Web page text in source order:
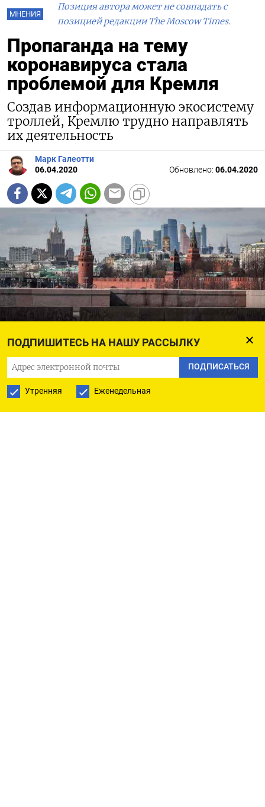
ПОДПИШИТЕСЬ НА НАШУ РАССЫЛКУ
ПОДПИСАТЬСЯ
Утренняя Еженедельная
МНЕНИЯ
Позиция автора может не совпадать с
позицией редакции The Moscow Times.
Пропаганда на тему
коронавируса стала
проблемой для Кремля
Создав информационную экосистему
троллей, Кремлю трудно направлять
их деятельность
Марк Галеотти
06.04.2020
Обновлено: 06.04.2020
Yuri Kochetkov / EPA / TASS
Эти коварные русские, используя глобальную
пандемию, снова начали распространять